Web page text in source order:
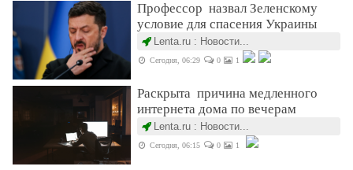
Профессор назвал Зеленскому
условие для спасения Украины
Lenta.ru : Новости...
Сегодня, 06:29 0 1
Раскрыта причина медленного
интернета дома по вечерам
Lenta.ru : Новости...
Сегодня, 06:15 0 1